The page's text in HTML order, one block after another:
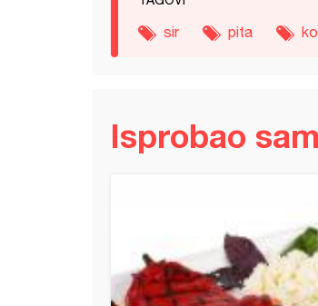
sir pita
Isprobao sam